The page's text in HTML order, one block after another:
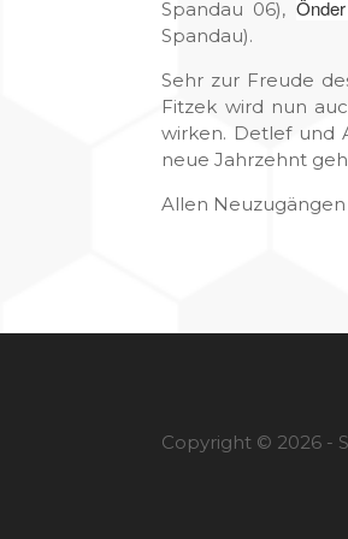
Spandau 06),
Spandau).
Sehr zur Freude
Fitzek wird nun
wirken. Detlef und
neue Jahrzehnt
Allen Neuzugängen
Copyright © 2026 -